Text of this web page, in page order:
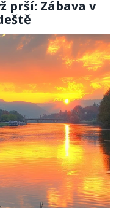
prší: Zábava v